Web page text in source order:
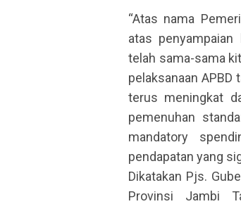
“Atas nama
atas penyampaian
telah sama-sama
pelaksanaan
terus meningkat
pemenuhan
mandatory
pendapatan yang
Dikatakan Pjs.
Provinsi Jambi